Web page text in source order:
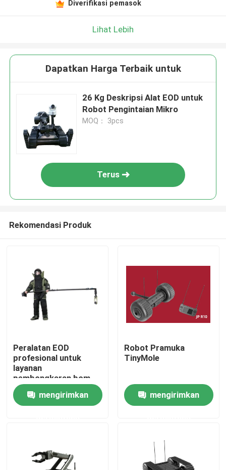
Rumah
Diverifikasi pemasok
Lihat Lebih
Dapatkan Harga Terbaik untuk
26 Kg Deskripsi Alat EOD untuk
Robot Pengintaian Mikro
MOQ： 3pcs
Terus
Rekomendasi Produk
Peralatan EOD
profesional untuk
layanan
pembongkaran bom
yang aman dan efektif
mengirimkan
Robot Pramuka
TinyMole
mengirimkan